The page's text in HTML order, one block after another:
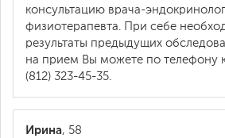
консультацию врача-
физиотерапевта. При себе
результаты предыдущих
на прием Вы можете по телефону
(812) 323-45-35.
Ирина, 58